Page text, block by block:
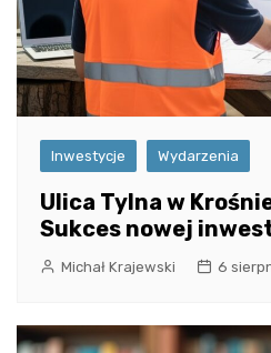
Inwestycje Wydarzenia
Ulica Tylna w
Sukces nowej
Michał Krajewski 6